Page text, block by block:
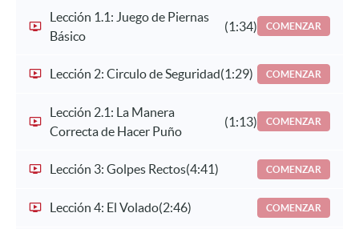
Lección 1.1: Juego de Piernas
Básico
(1:34) COMENZAR
Lección 2: Circulo de Seguridad(1:29) COMENZAR
Lección 2.1: La Manera
Correcta de Hacer Puño
(1:13) COMENZAR
Lección 3: Golpes Rectos(4:41) COMENZAR
Lección 4: El Volado(2:46) COMENZAR